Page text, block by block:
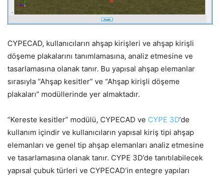
CYPECAD, kullanıcıların ahşap kirişleri ve ahşap kirişli
döşeme plakalarını tanımlamasına, analiz etmesine ve
tasarlamasına olanak tanır. Bu yapısal ahşap elemanlar
sırasıyla “Ahşap kesitler” ve “Ahşap kirişli döşeme
plakaları” modüllerinde yer almaktadır.
“Kereste kesitler” modülü, CYPECAD ve CYPE 3D‘de
kullanım içindir ve kullanıcıların yapısal kiriş tipi ahşap
elemanları ve genel tip ahşap elemanları analiz etmesine
ve tasarlamasına olanak tanır. CYPE 3D’de tanıtılabilecek
yapısal çubuk türleri ve CYPECAD’in entegre yapıları